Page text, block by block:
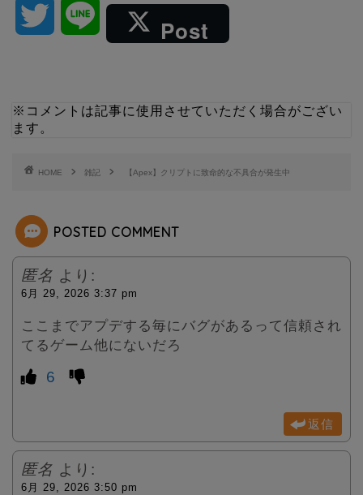
t
Post
※コメントは記事に使用させていただく場合がござい
ます。
HOME 雑記 【Apex】クリプトに致命的な不具合が発生中
POSTED COMMENT
匿名 より:
6月 29, 2026 3:37 pm
ここまでアプデする毎にバグがあるって信頼され
てるゲーム他にないだろ
6
返信
匿名 より:
6月 29, 2026 3:50 pm